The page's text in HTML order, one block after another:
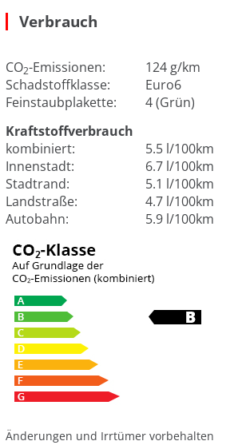
Verbrauch
CO2-Emissionen:
124 g/km
Schadstoffklasse:
Euro6
Feinstaubplakette:
4 (Grün)
Kraftstoffverbrauch
kombiniert:
5.5 l/100km
Innenstadt:
6.7 l/100km
Stadtrand:
5.1 l/100km
Landstraße:
4.7 l/100km
Autobahn:
5.9 l/100km
Änderungen und Irrtümer vorbehalten